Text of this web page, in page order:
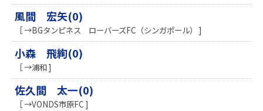
風間 宏矢(0)
［ →BGタンピネス ローバーズFC（シンガポール） ]
小森 飛絢(0)
［ →浦和 ]
佐久間 太一(0)
［ →VONDS市原FC ]